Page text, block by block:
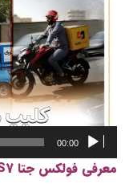
00:00
معرفی فولکس جتا VS7